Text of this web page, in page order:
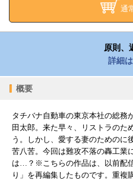
通
原則、
詳細
概要
タチバナ自動車の東京本社の総務
田太郎。来た早々、リストラのた
う。しかし、愛する妻のためのに
苦八苦。今回は難攻不落の轟工業
は…？※こちらの作品は、以前配
り」を再編集したものです。重複